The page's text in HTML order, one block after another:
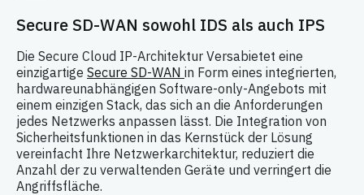
Secure SD-WAN sowohl IDS als auch IPS
Die Secure Cloud IP-Architektur Versabietet eine
einzigartige Secure SD-WAN in Form eines integrierten,
hardwareunabhängigen Software-only-Angebots mit
einem einzigen Stack, das sich an die Anforderungen
jedes Netzwerks anpassen lässt. Die Integration von
Sicherheitsfunktionen in das Kernstück der Lösung
vereinfacht Ihre Netzwerkarchitektur, reduziert die
Anzahl der zu verwaltenden Geräte und verringert die
Angriffsfläche.